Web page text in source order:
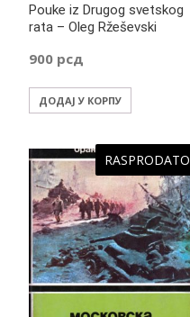
Pouke iz Drugog svetskog
rata – Oleg Ržeševski
900 рсд
ДОДАЈ У КОРПУ
RASPRODATO